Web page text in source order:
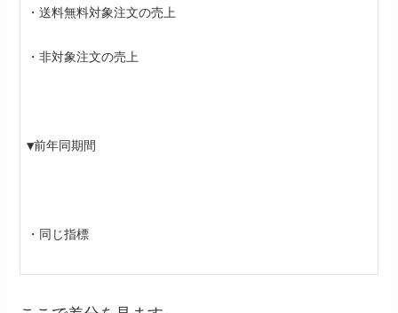
・送料無料対象注文の売上
・非対象注文の売上
▼前年同期間
・同じ指標